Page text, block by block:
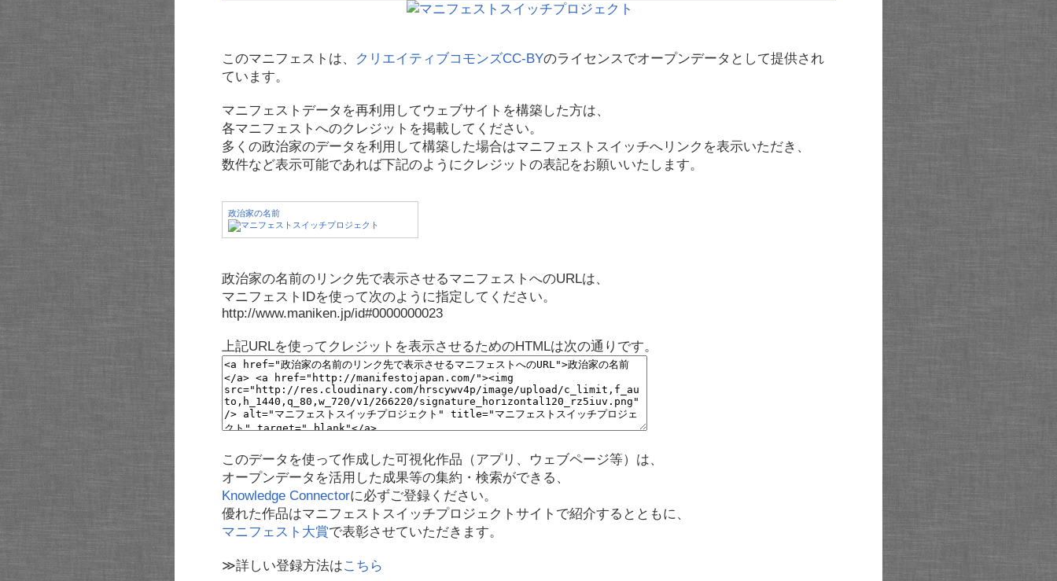
このマニフェストは、 クリエイティブコモンズCC-BYのライセンスでオープンデータとして提供され
ています。
マニフェストデータを再利用してウェブサイトを構築した方は、
各マニフェストへのクレジットを掲載してください。
多くの政治家のデータを利用して構築した場合はマニフェストスイッチへリンクを表示いただき、
数件など表示可能であれば下記のようにクレジットの表記をお願いいたします。
政治家の名前
政治家の名前のリンク先で表示させるマニフェストへのURLは、
マニフェストIDを使って次のように指定してください。
http://www.maniken.jp/id#0000000023
上記URLを使ってクレジットを表示させるためのHTMLは次の通りです。
このデータを使って作成した可視化作品（アプリ、ウェブページ等）は、
オープンデータを活用した成果等の集約・検索ができる、
Knowledge Connectorに必ずご登録ください。
優れた作品はマニフェストスイッチプロジェクトサイトで紹介するとともに、
マニフェスト大賞で表彰させていただきます。
≫詳しい登録方法はこちら